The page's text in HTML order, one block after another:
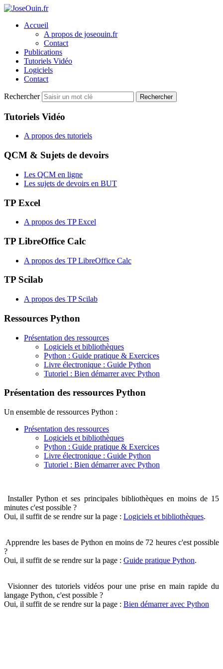
Accueil
A propos de joseouin.fr
Contact
Publications
Tutoriels Vidéo
Logiciels
Contact
Rechercher Rechercher
Tutoriels Vidéo
A propos des tutoriels
QCM & Sujets de devoirs
Les QCM en ligne
Les sujets de devoirs en BUT
TP Excel
A propos des TP Excel
TP LibreOffice Calc
A propos des TP LibreOffice Calc
TP Scilab
A propos des TP Scilab
Ressources Python
Présentation des ressources
Logiciels et bibliothèques
Python : Guide pratique & Exercices
Livre électronique : Guide Python
Tutoriel : Bien démarrer avec Python
Présentation des ressources Python
Un ensemble de ressources Python :
Présentation des ressources
Logiciels et bibliothèques
Python : Guide pratique & Exercices
Livre électronique : Guide Python
Tutoriel : Bien démarrer avec Python
Installer Python et ses principales bibliothèques en moins de 15
minutes c'est possible ?
Oui, il suffit de se rendre sur la page : Logiciels et bibliothèques.
Apprendre les bases de Python en moins de 72 heures c'est possible
?
Oui, il suffit de se rendre sur la page : Guide pratique Python.
Visionner des tutoriels vidéos pour une prise en main rapide du
langage Python, c'est possible ?
Oui, il suffit de se rendre sur la page : Bien démarrer avec Python